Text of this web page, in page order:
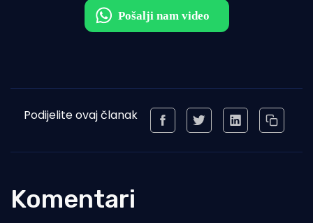
Podijelite ovaj članak
Komentari